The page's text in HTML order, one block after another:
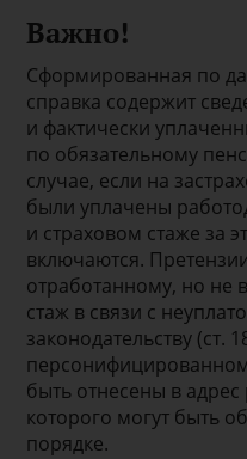
Важно!
Сформированная по
справка содержит
и фактически
по обязательному
случае, если на
были уплачены
и страховом стаже за
включаются.
отработанному, но не
стаж в связи с
законодательству (ст.
быть отнесены в адрес
которого могут быть
порядке.